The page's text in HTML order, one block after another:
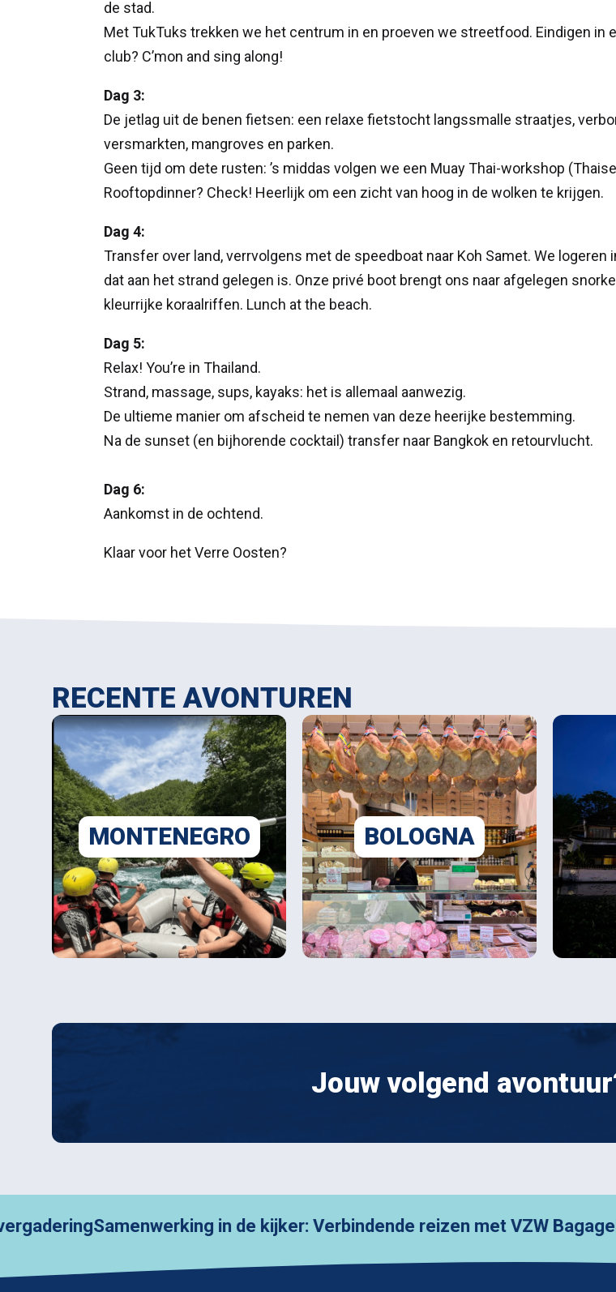
de stad.
Met TukTuks trekken we het centrum in en proeven we streetfood. Eindigen in
club? C’mon and sing along!
Dag 3:
De jetlag uit de benen fietsen: een relaxe fietstocht langssmalle straatjes,
versmarkten, mangroves en parken.
Geen tijd om dete rusten: ’s middas volgen we een Muay Thai-workshop
Rooftopdinner? Check! Heerlijk om een zicht van hoog in de wolken te krijgen.
Dag 4:
Transfer over land, verrvolgens met de speedboat naar Koh Samet. We logeren
dat aan het strand gelegen is. Onze privé boot brengt ons naar afgelegen
kleurrijke koraalriffen. Lunch at the beach.
Dag 5:
Relax! You’re in Thailand.
Strand, massage, sups, kayaks: het is allemaal aanwezig.
De ultieme manier om afscheid te nemen van deze heerijke bestemming.
Na de sunset (en bijhorende cocktail) transfer naar Bangkok en retourvlucht.
Dag 6:
Aankomst in de ochtend.
Klaar voor het Verre Oosten?
RECENTE AVONTUREN
MONTENEGRO BOLOGNA
Jouw volgend
Samenwerking in de kijker: Verbindende reizen met VZW BagageNieuw